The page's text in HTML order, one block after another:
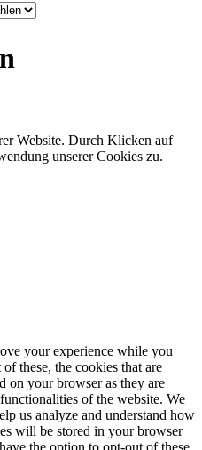
Website. Durch Klicken auf
unserer Cookies zu.
your experience while you
these, the cookies that are
on your browser as they are
of the website. We
us analyze and understand how
will be stored in your browser
the option to opt-out of these